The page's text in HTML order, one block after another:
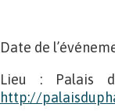
Date de
Lieu : Palais
http://